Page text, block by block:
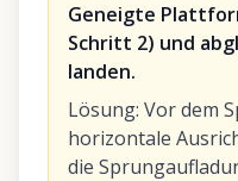
Geneigte
Schritt 2) und
landen.
Lösung: Vor dem
horizontale
die